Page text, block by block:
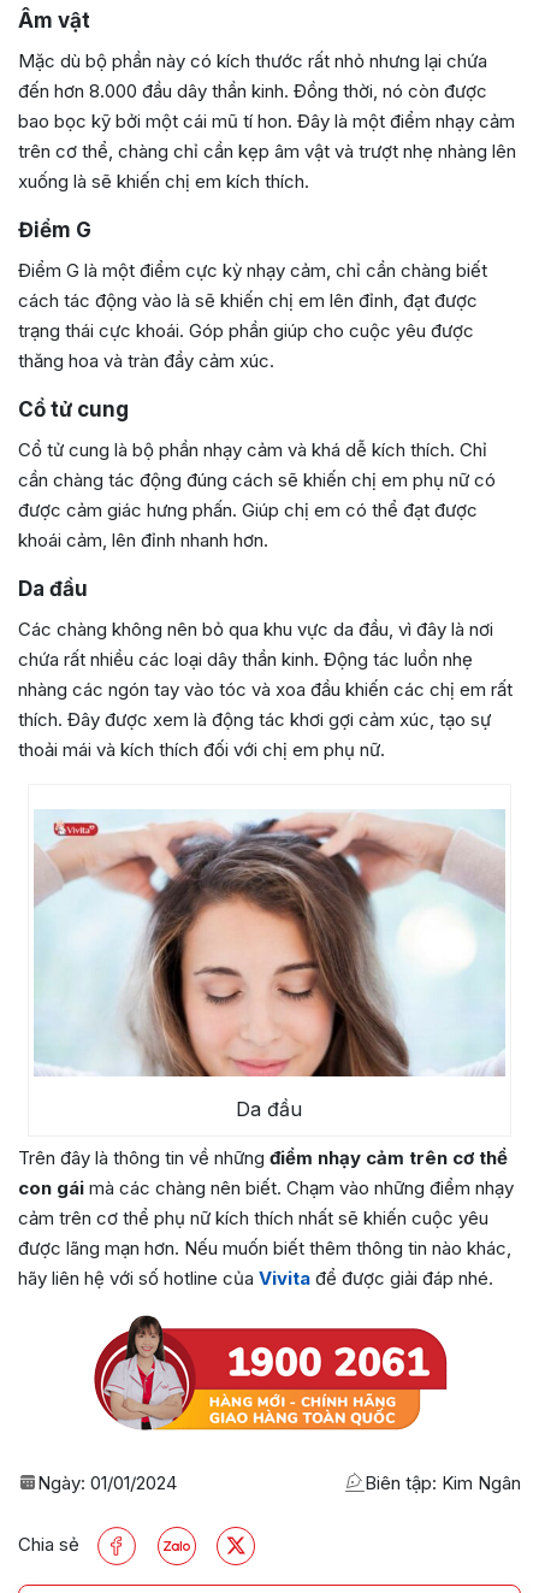
Âm vật
Mặc dù bộ phần này có kích thước rất nhỏ nhưng lại chứa
đến hơn 8.000 đầu dây thần kinh. Đồng thời, nó còn được
bao bọc kỹ bởi một cái mũ tí hon. Đây là một điểm nhạy cảm
trên cơ thể, chàng chỉ cần kẹp âm vật và trượt nhẹ nhàng lên
xuống là sẽ khiến chị em kích thích.
Điểm G
Điểm G là một điểm cực kỳ nhạy cảm, chỉ cần chàng biết
cách tác động vào là sẽ khiến chị em lên đỉnh, đạt được
trạng thái cực khoái. Góp phần giúp cho cuộc yêu được
thăng hoa và tràn đầy cảm xúc.
Cổ tử cung
Cổ tử cung là bộ phần nhạy cảm và khá dễ kích thích. Chỉ
cần chàng tác động đúng cách sẽ khiến chị em phụ nữ có
được cảm giác hưng phấn. Giúp chị em có thể đạt được
khoái cảm, lên đỉnh nhanh hơn.
Da đầu
Các chàng không nên bỏ qua khu vực da đầu, vì đây là nơi
chứa rất nhiều các loại dây thần kinh. Động tác luồn nhẹ
nhàng các ngón tay vào tóc và xoa đầu khiến các chị em rất
thích. Đây được xem là động tác khơi gợi cảm xúc, tạo sự
thoải mái và kích thích đối với chị em phụ nữ.
Da đầu
Trên đây là thông tin về những điểm nhạy cảm trên cơ thể
con gái mà các chàng nên biết. Chạm vào những điểm nhạy
cảm trên cơ thể phụ nữ kích thích nhất sẽ khiến cuộc yêu
được lãng mạn hơn. Nếu muốn biết thêm thông tin nào khác,
hãy liên hệ với số hotline của Vivita để được giải đáp nhé.
Ngày: 01/01/2024 Biên tập: Kim Ngân
Chia sẻ